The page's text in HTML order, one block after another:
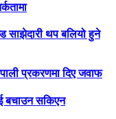
साझेदारी थप बलियो हुने
प्रकरणमा दिए जवाफ
बचाउन सकिएन